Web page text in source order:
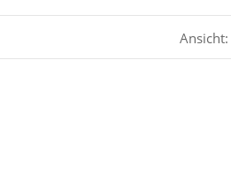
Ansicht: